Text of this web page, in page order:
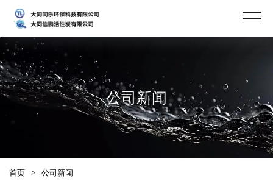
公司新闻
首页 > 公司新闻